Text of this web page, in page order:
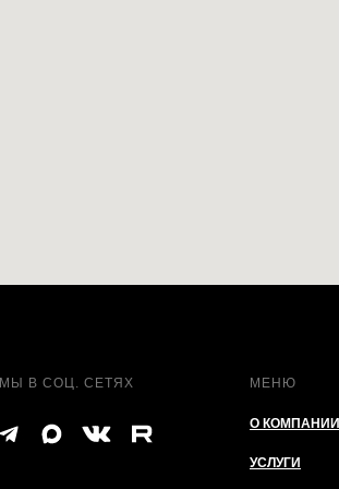
МЕНЮ
О КОМПАНИИ
УСЛУГИ
МЫ В СОЦ. СЕТЯХ